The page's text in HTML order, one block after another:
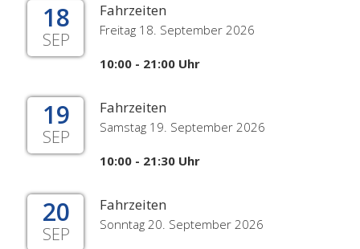
18
SEP
Fahrzeiten
Freitag 18. September 2026
10:00 - 21:00 Uhr
19
SEP
Fahrzeiten
Samstag 19. September 2026
10:00 - 21:30 Uhr
20
SEP
Fahrzeiten
Sonntag 20. September 2026